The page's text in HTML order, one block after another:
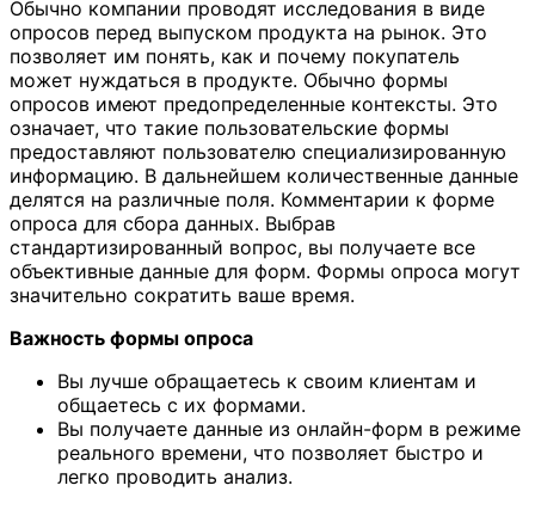
Обычно компании проводят исследования в виде
опросов перед выпуском продукта на рынок. Это
позволяет им понять, как и почему покупатель
может нуждаться в продукте. Обычно формы
опросов имеют предопределенные контексты. Это
означает, что такие пользовательские формы
предоставляют пользователю специализированную
информацию. В дальнейшем количественные данные
делятся на различные поля. Комментарии к форме
опроса для сбора данных. Выбрав
стандартизированный вопрос, вы получаете все
объективные данные для форм. Формы опроса могут
значительно сократить ваше время.
Важность формы опроса
Вы лучше обращаетесь к своим клиентам и
общаетесь с их формами.
Вы получаете данные из онлайн-форм в режиме
реального времени, что позволяет быстро и
легко проводить анализ.